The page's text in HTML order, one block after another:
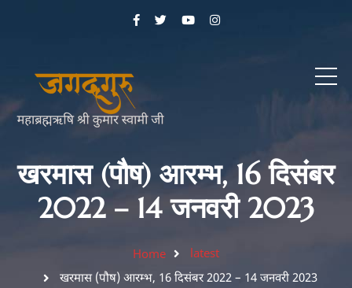
खरमास (पौष) आरम्भ, 16 दिसंबर
2022 – 14 जनवरी 2023
Home
latest
खरमास (पौष) आरम्भ, 16 दिसंबर 2022 – 14 जनवरी 2023